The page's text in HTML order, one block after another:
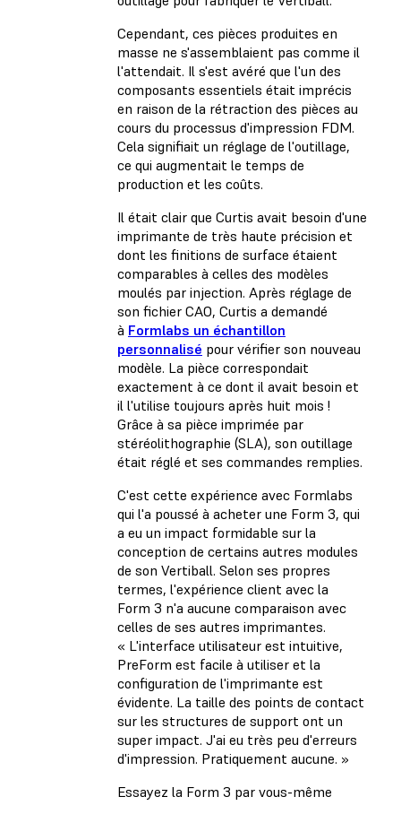
Cependant, ces pièces produites en
masse ne s'assemblaient pas comme il
l'attendait. Il s'est avéré que l'un des
composants essentiels était imprécis
en raison de la rétraction des pièces au
cours du processus d'impression FDM.
Cela signifiait un réglage de l'outillage,
ce qui augmentait le temps de
production et les coûts.
Il était clair que Curtis avait besoin d'une
imprimante de très haute précision et
dont les finitions de surface étaient
comparables à celles des modèles
moulés par injection. Après réglage de
son fichier CAO, Curtis a demandé
à Formlabs un échantillon
personnalisé pour vérifier son nouveau
modèle. La pièce correspondait
exactement à ce dont il avait besoin et
il l'utilise toujours après huit mois !
Grâce à sa pièce imprimée par
stéréolithographie (SLA), son outillage
était réglé et ses commandes remplies.
C'est cette expérience avec Formlabs
qui l'a poussé à acheter une Form 3, qui
a eu un impact formidable sur la
conception de certains autres modules
de son Vertiball. Selon ses propres
termes, l'expérience client avec la
Form 3 n'a aucune comparaison avec
celles de ses autres imprimantes.
« L'interface utilisateur est intuitive,
PreForm est facile à utiliser et la
configuration de l'imprimante est
évidente. La taille des points de contact
sur les structures de support ont un
super impact. J'ai eu très peu d'erreurs
d'impression. Pratiquement aucune. »
Essayez la Form 3 par vous-même